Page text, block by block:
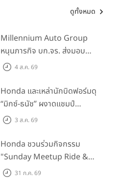
ดูทั้งหมด
Millennium Auto Group
หนุนภารกิจ บก.จร. ส่งมอบ
BMW R 1300 GS และ F 900
พร้อม ยกระดับทักษะการขับขี่
เสริมศักยภาพตำรวจจราจร
4 ส.ค. 69
Honda และเหล่านักบิดฟอร์มดุ
“มิกซ์-ธนัช” ผงาดแชมป์
SS600 2 สนามติด “ข้าวกล้อง”
สนาม 2
3 ส.ค. 69
Honda ชวนร่วมกิจกรรม
"Sunday Meetup Ride &
Soul" จิบกาแฟ พูดคุย แลก
31 ก.ค. 69